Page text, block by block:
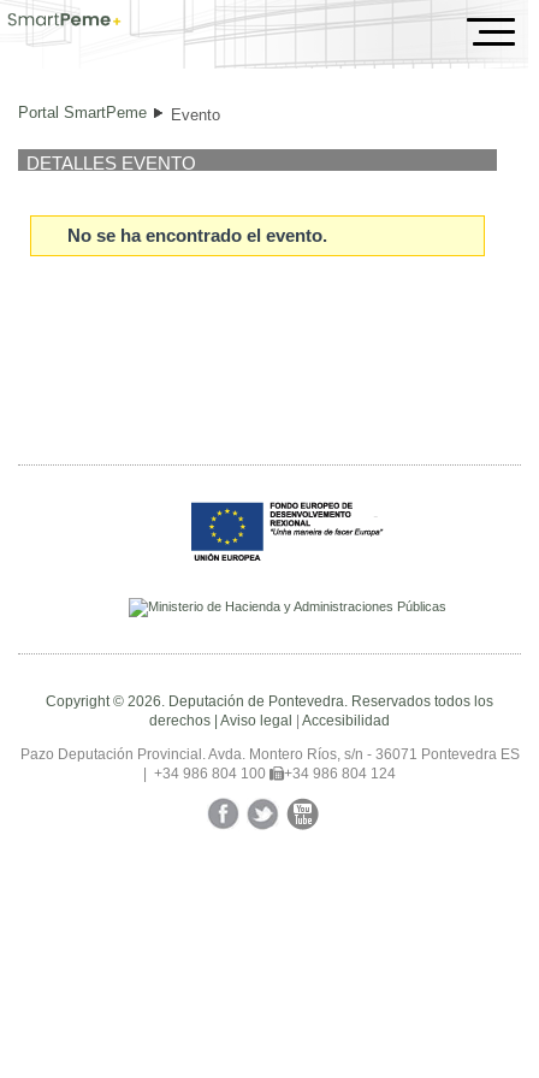
Evento
Portal SmartPeme Evento
DETALLES EVENTO
No se ha encontrado el evento.
Copyright © 2026. Deputación de Pontevedra. Reservados todos los
derechos | Aviso legal | Accesibilidad
Pazo Deputación Provincial. Avda. Montero Ríos, s/n - 36071 Pontevedra ES
| +34 986 804 100
+34 986 804 124
FacebookTwitterYouTube